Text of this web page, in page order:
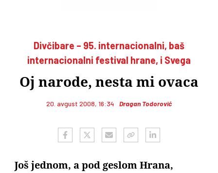
Divčibare – 95. internacionalni, baš
internacionalni festival hrane, i Svega
Oj narode, nesta mi ovaca
20. avgust 2008, 16:34 Dragan Todorović
Još jednom, a pod geslom Hrana,